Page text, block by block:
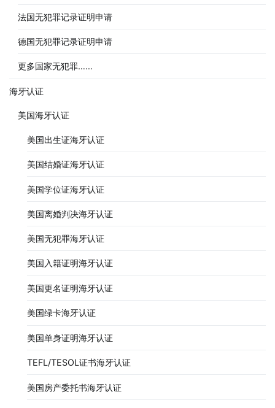
法国无犯罪记录证明申请
德国无犯罪记录证明申请
更多国家无犯罪……
海牙认证
美国海牙认证
美国出生证海牙认证
美国结婚证海牙认证
美国学位证海牙认证
美国离婚判决海牙认证
美国无犯罪海牙认证
美国入籍证明海牙认证
美国更名证明海牙认证
美国绿卡海牙认证
美国单身证明海牙认证
TEFL/TESOL证书海牙认证
美国房产委托书海牙认证